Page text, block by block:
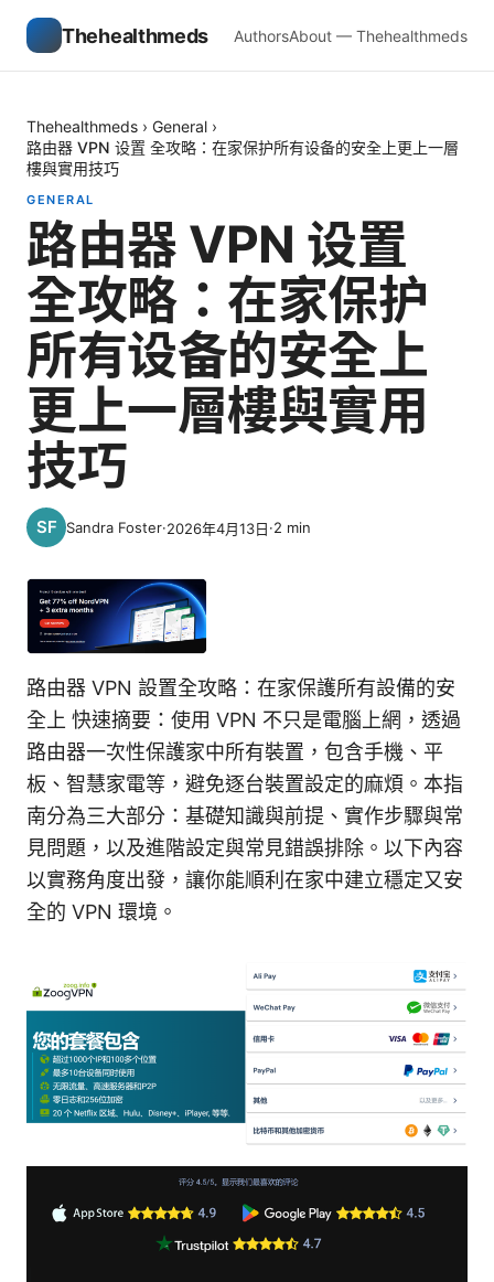
Thehealthmeds AuthorsAbout — Thehealthmeds
Thehealthmeds › General ›
路由器 VPN 设置 全攻略：在家保护所有设备的安全上更上一層
樓與實用技巧
GENERAL
路由器 VPN 设置
全攻略：在家保护
所有设备的安全上
更上一層樓與實用
技巧
Sandra Foster·2026年4月13日·2 min
路由器 VPN 設置全攻略：在家保護所有設備的安
全上 快速摘要：使用 VPN 不只是電腦上網，透過
路由器一次性保護家中所有裝置，包含手機、平
板、智慧家電等，避免逐台裝置設定的麻煩。本指
南分為三大部分：基礎知識與前提、實作步驟與常
見問題，以及進階設定與常見錯誤排除。以下內容
以實務角度出發，讓你能順利在家中建立穩定又安
全的 VPN 環境。